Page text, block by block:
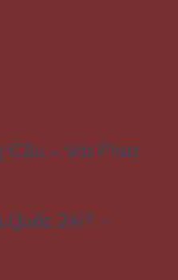
– Voi Phục
Quốc 24/7 –